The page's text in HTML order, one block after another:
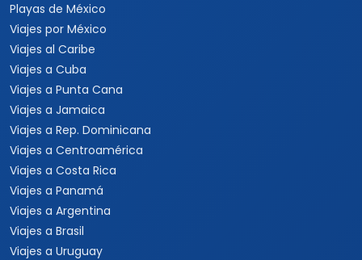
Playas de México
Viajes por México
Viajes al Caribe
Viajes a Cuba
Viajes a Punta Cana
Viajes a Jamaica
Viajes a Rep. Dominicana
Viajes a Centroamérica
Viajes a Costa Rica
Viajes a Panamá
Viajes a Argentina
Viajes a Brasil
Viajes a Uruguay